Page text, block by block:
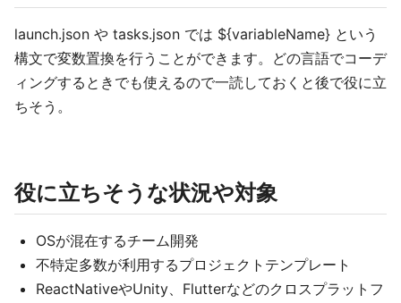
launch.json や tasks.json では ${variableName} という
構文で変数置換を行うことができます。どの言語でコーデ
ィングするときでも使えるので一読しておくと後で役に立
ちそう。
役に立ちそうな状況や対象
OSが混在するチーム開発
不特定多数が利用するプロジェクトテンプレート
ReactNativeやUnity、Flutterなどのクロスプラットフ